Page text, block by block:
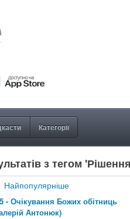
Категорії
з тегом
Найпопулярніше
- Очікування Божих обітниць
Антонюк)